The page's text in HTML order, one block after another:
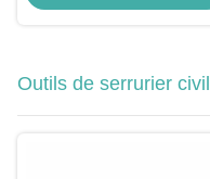
Outils de serrurier civil